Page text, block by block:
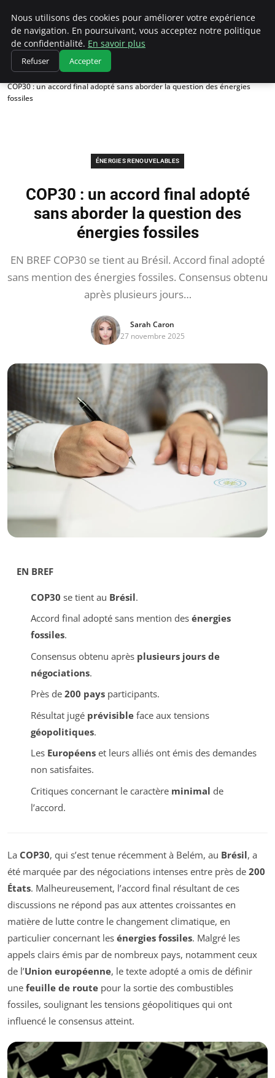
Climatedebtagents
Accueil
Énergies Renouvelables
COP30 : un accord final adopté sans aborder la question des énergies
fossiles
ÉNERGIES RENOUVELABLES
COP30 : un accord final adopté
sans aborder la question des
énergies fossiles
EN BREF COP30 se tient au Brésil. Accord final adopté
sans mention des énergies fossiles. Consensus obtenu
après plusieurs jours…
Sarah Caron
27 novembre 2025
EN BREF
COP30 se tient au Brésil.
Accord final adopté sans mention des énergies
fossiles.
Consensus obtenu après plusieurs jours de
négociations.
Près de 200 paysparticipants.
Résultat jugé prévisibleface aux tensions
géopolitiques.
Les Européenset leurs alliés ont émis des demandes
non satisfaites.
Critiques concernant le caractère minimal de
l’accord.
La COP30, qui s’est tenue récemment à Belém, au Brésil, a
été marquée par des négociations intenses entre près de 200
États. Malheureusement, l’accord final résultant de ces
discussions ne répond pas aux attentes croissantes en
matière de lutte contre le changement climatique, en
particulier concernant les énergies fossiles. Malgré les
appels clairs émis par de nombreux pays, notamment ceux
de l’Union européenne, le texte adopté a omis de définir
une feuille de route pour la sortie des combustibles
fossiles, soulignant les tensions géopolitiques qui ont
influencé le consensus atteint.
Nous utilisons des cookies pour améliorer votre expérience
de navigation. En poursuivant, vous acceptez notre politique
de confidentialité. En savoir plus
Refuser Accepter